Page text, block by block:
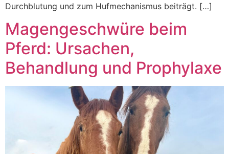
Durchblutung und zum Hufmechanismus beiträgt. […]
Magengeschwüre beim
Pferd: Ursachen,
Behandlung und Prophylaxe